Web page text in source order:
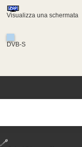
Visualizza una schermata
DVB-S